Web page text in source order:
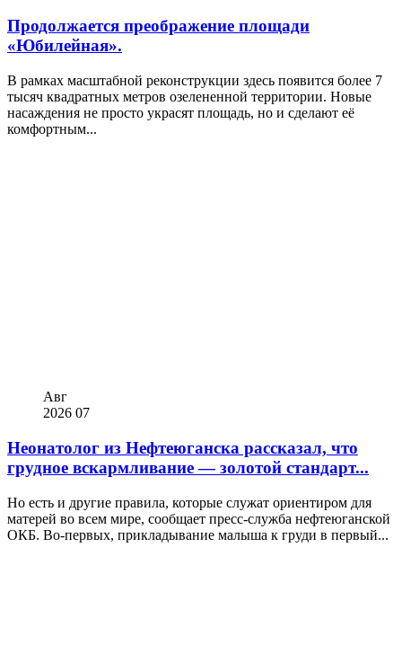
Продолжается преображение площади
«Юбилейная».
В рамках масштабной реконструкции здесь появится более 7
тысяч квадратных метров озелененной территории. Новые
насаждения не просто украсят площадь, но и сделают её
комфортным...
Авг
2026 07
Неонатолог из Нефтеюганска рассказал, что
грудное вскармливание — золотой стандарт...
Но есть и другие правила, которые служат ориентиром для
матерей во всем мире, сообщает пресс-служба нефтеюганской
ОКБ. Во-первых, прикладывание малыша к груди в первый...